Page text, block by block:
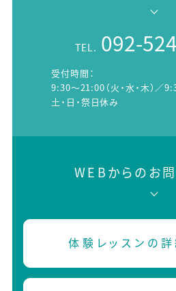
TEL. 092-
受付時間：
9:30～21:00（火・水・木）／
土・日・祭日休み
WEBからのお
体験レッスンの